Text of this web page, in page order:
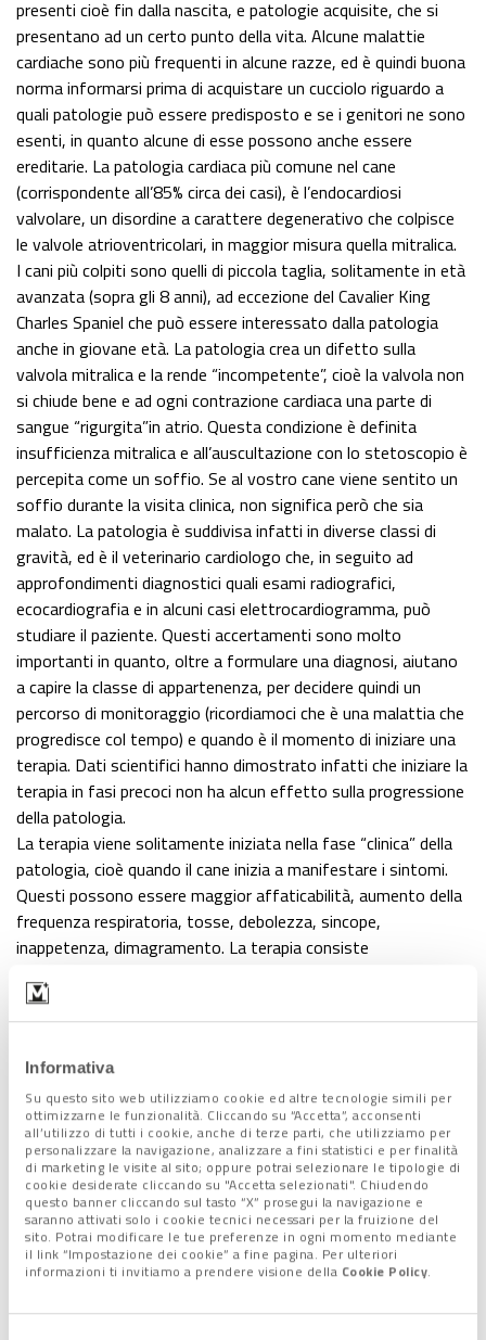
Informativa
Su questo sito web utilizziamo cookie ed altre tecnologie simili per
ottimizzarne le funzionalità. Cliccando su “Accetta”, acconsenti
all’utilizzo di tutti i cookie, anche di terze parti, che utilizziamo per
personalizzare la navigazione, analizzare a fini statistici e per finalità
di marketing le visite al sito; oppure potrai selezionare le tipologie di
cookie desiderate cliccando su "Accetta selezionati". Chiudendo
questo banner cliccando sul tasto “X” prosegui la navigazione e
saranno attivati solo i cookie tecnici necessari per la fruizione del
sito. Potrai modificare le tue preferenze in ogni momento mediante
il link “Impostazione dei cookie” a fine pagina. Per ulteriori
informazioni ti invitiamo a prendere visione della Cookie Policy.
presenti cioè fin dalla nascita, e patologie acquisite, che si
presentano ad un certo punto della vita. Alcune malattie
cardiache sono più frequenti in alcune razze, ed è quindi buona
norma informarsi prima di acquistare un cucciolo riguardo a
quali patologie può essere predisposto e se i genitori ne sono
esenti, in quanto alcune di esse possono anche essere
ereditarie. La patologia cardiaca più comune nel cane
(corrispondente all’85% circa dei casi), è l’endocardiosi
valvolare, un disordine a carattere degenerativo che colpisce
le valvole atrioventricolari, in maggior misura quella mitralica.
I cani più colpiti sono quelli di piccola taglia, solitamente in età
avanzata (sopra gli 8 anni), ad eccezione del Cavalier King
Charles Spaniel che può essere interessato dalla patologia
anche in giovane età. La patologia crea un difetto sulla
valvola mitralica e la rende “incompetente”, cioè la valvola non
si chiude bene e ad ogni contrazione cardiaca una parte di
sangue “rigurgita”in atrio. Questa condizione è definita
insufficienza mitralica e all’auscultazione con lo stetoscopio è
percepita come un soffio. Se al vostro cane viene sentito un
soffio durante la visita clinica, non significa però che sia
malato. La patologia è suddivisa infatti in diverse classi di
gravità, ed è il veterinario cardiologo che, in seguito ad
approfondimenti diagnostici quali esami radiografici,
ecocardiografia e in alcuni casi elettrocardiogramma, può
studiare il paziente. Questi accertamenti sono molto
importanti in quanto, oltre a formulare una diagnosi, aiutano
a capire la classe di appartenenza, per decidere quindi un
percorso di monitoraggio (ricordiamoci che è una malattia che
progredisce col tempo) e quando è il momento di iniziare una
terapia. Dati scientifici hanno dimostrato infatti che iniziare la
terapia in fasi precoci non ha alcun effetto sulla progressione
della patologia.
La terapia viene solitamente iniziata nella fase “clinica” della
patologia, cioè quando il cane inizia a manifestare i sintomi.
Questi possono essere maggior affaticabilità, aumento della
frequenza respiratoria, tosse, debolezza, sincope,
inappetenza, dimagramento. La terapia consiste
vengono valutati caso per caso, da assumere per bocca, per
tutta la vita del paziente. Con l’attuale terapia si ha un
oltre che un significativo prolungamento. Nello scompenso
acuto si ha invece una improvvisa dispnea (difficoltà
respiratoria) indice di edema polmonare acuto. In questo caso
siamo ovviamente di fronte ad un’emergenza e il paziente
necessita di essere ospedalizzato per iniziare al più presto le
opportune terapie.
Così come i cani, anche i gatti possono essere colpiti da
malattie cardiache, sia congenite che acquisite. La cardiopatia
più comune che li può interessare è la cardiomiopatia
ipertrofica, una patologia di difficile individuazione in quanto